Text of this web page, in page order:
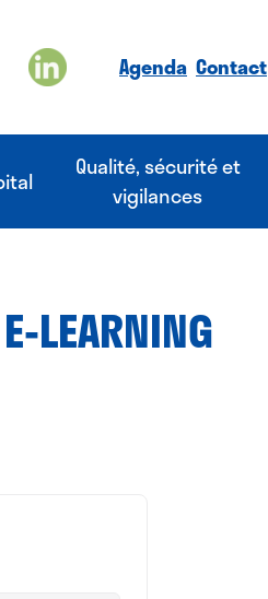
Agenda Contact
Qualité, sécurité et
vigilances
LEARNING